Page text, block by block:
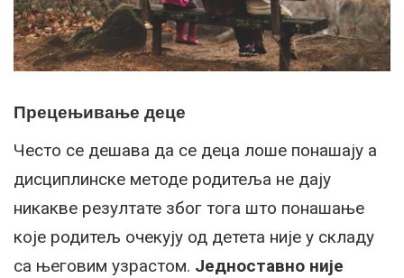
Прецењивање деце
Често се дешава да се деца лоше понашају а
дисциплинске методе родитеља не дају
никакве резултате због тога што понашање
које родитељ очекују од детета није у складу
са његовим узрастом. Једноставно није